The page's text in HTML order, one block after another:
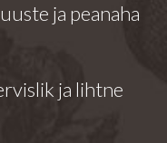
ja peanaha
ja lihtne